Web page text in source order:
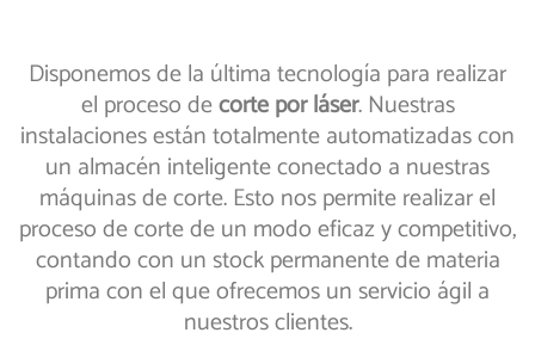
Disponemos de la última tecnología para realizar
el proceso decorte por láser. Nuestras
instalaciones están totalmente automatizadas con
un almacén inteligente conectado a nuestras
máquinas de corte. Esto nos permite realizar el
proceso de corte de un modo eficaz y competitivo,
contando con un stock permanente de materia
prima con el que ofrecemos un servicio ágil a
nuestros clientes.